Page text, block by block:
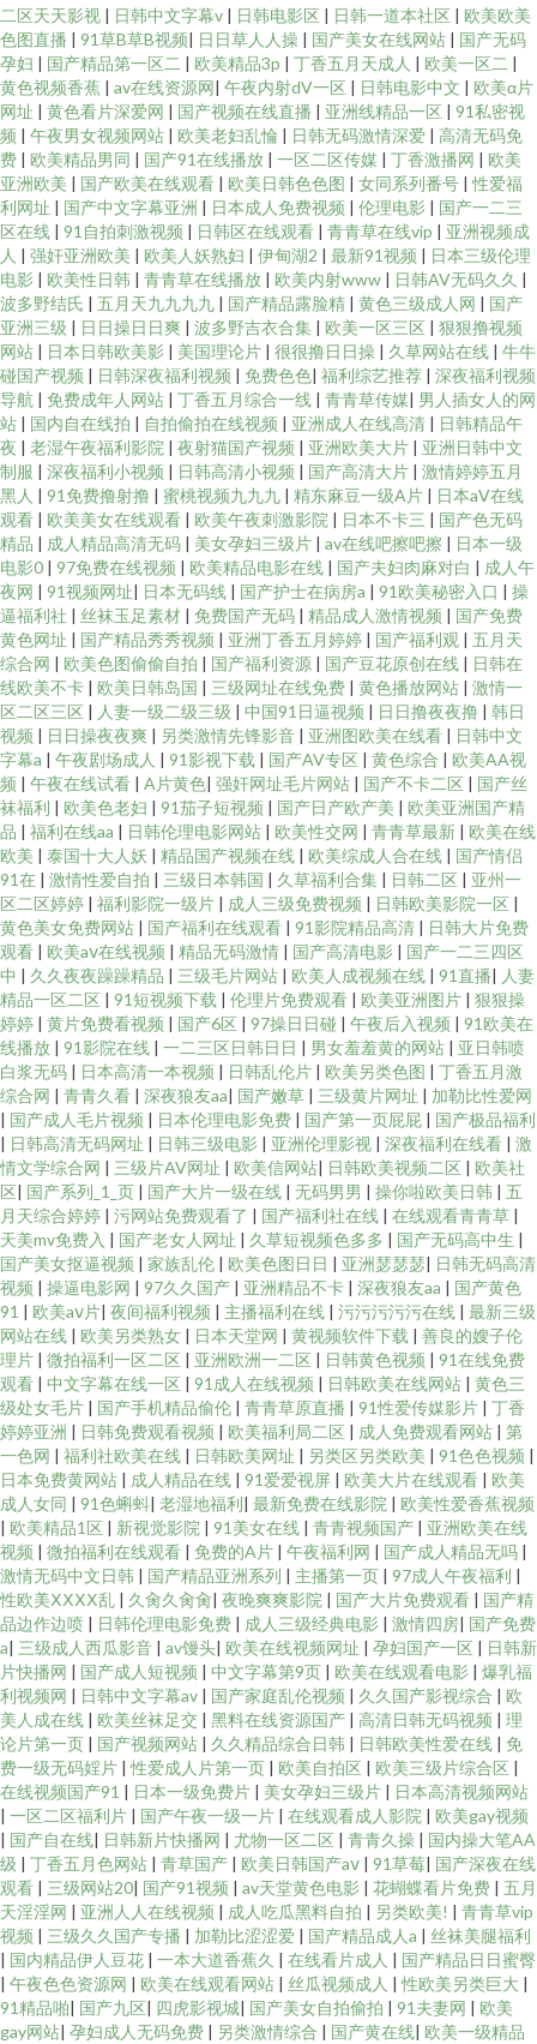
二区天天影视 | 日韩中文字幕v | 日韩电影区 | 日韩一道本社区 | 欧美欧美
色图直播 | 91草B草B视频| 日日草人人操 | 国产美女在线网站 | 国产无码
孕妇 | 国产精品第一区二 | 欧美精品3p | 丁香五月天成人 | 欧美一区二 |
黄色视频香蕉 | av在线资源网| 午夜内射dV一区 | 日韩电影中文 | 欧美α片
网址 | 黄色看片深爱网 | 国产视频在线直播 | 亚洲线精品一区 | 91私密视
频 | 午夜男女视频网站 | 欧美老妇乱惀 | 日韩无码激情深爱 | 高清无码免
费 | 欧美精品男同 | 国产91在线播放 | 一区二区传媒 | 丁香激播网 | 欧美
亚洲欧美 | 国产欧美在线观看 | 欧美日韩色色图 | 女同系列番号 |性爱福
利网址 | 国产中文字幕亚洲 | 日本成人免费视频 | 伦理电影 | 国产一二三
区在线 | 91自拍刺激视频 | 日韩区在线观看 | 青青草在线vip | 亚洲视频成
人 | 强奸亚洲欧美 | 欧美人妖熟妇 | 伊甸湖2 | 最新91视频 | 日本三级伦理
电影 | 欧美性日韩 | 青青草在线播放 | 欧美内射www | 日韩AV无码久久 |
波多野结氏 | 五月天九九九九 | 国产精品露脸精 | 黄色三级成人网 | 国产
亚洲三级 | 日日操日日爽 | 波多野吉衣合集 | 欧美一区三区 | 狠狠撸视频
网站 | 日本日韩欧美影 | 美国理论片 | 很很撸日日操 | 久草网站在线 | 牛牛
碰国产视频 | 日韩深夜福利视频 | 免费色色| 福利综艺推荐 | 深夜福利视频
导航 | 免费成年人网站 | 丁香五月综合一线 | 青青草传媒| 男人插女人的网
站 | 国内自在线拍 | 自拍偷拍在线视频 | 亚洲成人在线高清 | 日韩精品午
夜 | 老湿午夜福利影院 | 夜射猫国产视频 | 亚洲欧美大片 | 亚洲日韩中文
制服 | 深夜福利小视频 | 日韩高清小视频 | 国产高清大片 | 激情婷婷五月
黑人 | 91免费撸射撸 | 蜜桃视频九九九 | 精东麻豆一级A片 | 日本aⅤ在线
观看 | 欧美美女在线观看 | 欧美午夜刺激影院 | 日本不卡三 | 国产色无码
精品 | 成人精品高清无码 | 美女孕妇三级片 | av在线吧擦吧擦 | 日本一级
电影0 | 97免费在线视频 | 欧美精品电影在线 | 国产夫妇肉麻对白 | 成人午
夜网 | 91视频网址| 日本无码线 | 国产护士在病房a | 91欧美秘密入口 | 操
逼福利社 | 丝袜玉足素材 | 免费国产无码 | 精品成人激情视频 | 国产免费
黄色网址 | 国产精品秀秀视频 | 亚洲丁香五月婷婷 | 国产福利观 | 五月天
综合网 | 欧美色图偷偷自拍 | 国产福利资源 | 国产豆花原创在线 | 日韩在
线欧美不卡 | 欧美日韩岛国 | 三级网址在线免费 | 黄色播放网站 | 激情一
区二区三区 | 人妻一级二级三级 | 中国91日逼视频 | 日日撸夜夜撸 | 韩日
视频 | 日日操夜夜爽 | 另类激情先锋影音 | 亚洲图欧美在线看 | 日韩中文
字幕a | 午夜剧场成人 | 91影视下载 | 国产AV专区 | 黄色综合 | 欧美AA视
频 | 午夜在线试看 | A片黄色| 强奸网址毛片网站 | 国产不卡二区 | 国产丝
袜福利 | 欧美色老妇 | 91茄子短视频 | 国产日产欧产美 | 欧美亚洲国产精
品 | 福利在线aa | 日韩伦理电影网站 | 欧美性交网 | 青青草最新 | 欧美在线
欧美 | 泰国十大人妖 | 精品国产视频在线 | 欧美综成人合在线 | 国产情侣
91在 | 激情性爱自拍 | 三级日本韩国 | 久草福利合集 | 日韩二区 | 亚州一
区二区婷婷 | 福利影院一级片 | 成人三级免费视频 | 日韩欧美影院一区 |
黄色美女免费网站 | 国产福利在线观看 | 91影院精品高清 | 日韩大片免费
观看 | 欧美aⅴ在线视频 | 精品无码激情 | 国产高清电影 | 国产一二三四区
中 | 久久夜夜躁躁精品 | 三级毛片网站 | 欧美人成视频在线 | 91直播| 人妻
精品一区二区 | 91短视频下载 | 伦理片免费观看 | 欧美亚洲图片 | 狠狠操
婷婷 | 黄片免费看视频 | 国产6区 | 97操日日碰 | 午夜后入视频 | 91欧美在
线播放 | 91影院在线 | 一二三区日韩日日 | 男女羞羞黄的网站 | 亚日韩喷
白浆无码 | 日本高清一本视频 | 日韩乱伦片 | 欧美另类色图 | 丁香五月激
综合网 | 青青久看 | 深夜狼友aa| 国产嫩草 | 三级黄片网址 | 加勒比性爱网
| 国产成人毛片视频 | 日本伦理电影免费 | 国产第一页屁屁 | 国产极品福利
| 日韩高清无码网址 | 日韩三级电影 | 亚洲伦理影视 | 深夜福利在线看 | 激
情文学综合网 | 三级片AV网址 | 欧美信网站| 日韩欧美视频二区 | 欧美社
区| 国产系列_1_页 | 国产大片一级在线 | 无码男男 | 操你啦欧美日韩 | 五
月天综合婷婷 | 污网站免费观看了 | 国产福利社在线 | 在线观看青青草 |
天美mv免费入 | 国产老女人网址 | 久草短视频色多多 | 国产无码高中生 |
国产美女抠逼视频 | 家族乱伦 | 欧美色图日日 | 亚洲瑟瑟瑟| 日韩无码高清
视频 | 操逼电影网 | 97久久国产 | 亚洲精品不卡 | 深夜狼友aa | 国产黄色
91 | 欧美aⅴ片| 夜间福利视频 | 主播福利在线 | 污污污污污在线 | 最新三级
网站在线 | 欧美另类熟女 | 日本天堂网 | 黄视频软件下载 | 善良的嫂子伦
理片 | 微拍福利一区二区 | 亚洲欧洲一二区 | 日韩黄色视频 | 91在线免费
观看 | 中文字幕在线一区 | 91成人在线视频 | 日韩欧美在线网站 | 黄色三
级处女毛片 | 国产手机精品偷伦 | 青青草原直播 | 91性爱传媒影片 | 丁香
婷婷亚洲 | 日韩免费观看视频 | 欧美福利局二区 | 成人免费观看网站 | 第
一色网 | 福利社欧美在线 | 日韩欧美网址 | 另类区另类欧美 | 91色色视频 |
日本免费黄网站 | 成人精品在线 | 91爱爱视屏 | 欧美大片在线观看 | 欧美
成人女同 | 91色蝌蚪| 老湿地福利| 最新免费在线影院 | 欧美性爱香蕉视频
| 欧美精品1区 | 新视觉影院 | 91美女在线 | 青青视频国产 | 亚洲欧美在线
视频 | 微拍福利在线观看 | 免费的A片 | 午夜福利网 | 国产成人精品无吗 |
激情无码中文日韩 | 国产精品亚洲系列 | 主播第一页 | 97成人午夜福利 |
性欧美ⅩⅩⅩⅩ乱 | 久肏久肏肏| 夜晚爽爽影院 | 国产大片免费观看 | 国产精
品边作边喷 | 日韩伦理电影免费 | 成人三级经典电影 | 激情四房| 国产免费
a| 三级成人西瓜影音 | av馒头| 欧美在线视频网址 | 孕妇国产一区 | 日韩新
片快播网 | 国产成人短视频 | 中文字幕第9页 | 欧美在线观看电影 | 爆乳福
利视频网 | 日韩中文字幕av | 国产家庭乱伦视频 | 久久国产影视综合 | 欧
美人成在线 | 欧美丝袜足交 | 黑料在线资源国产 | 高清日韩无码视频 | 理
论片第一页 | 国产视频网站 | 久久精品综合日韩 | 日韩欧美性爱在线 | 免
费一级无码婬片 |性爱成人片第一页 | 欧美自拍区 | 欧美三级片综合区 |
在线视频国产91 | 日本一级免费片 | 美女孕妇三级片 | 日本高清视频网站
| 一区二区福利片 | 国产午夜一级一片 | 在线观看成人影院 | 欧美gay视频
| 国产自在线| 日韩新片快播网 | 尤物一区二区 | 青青久操 | 国内操大笔AA
级 | 丁香五月色网站 | 青草国产 | 欧美日韩国产aⅴ | 91草莓| 国产深夜在线
观看 | 三级网站20| 国产91视频 | av天堂黄色电影 | 花蝴蝶看片免费 | 五月
天淫淫网 | 亚洲人人在线视频 | 成人吃瓜黑料自拍 | 另类欧美! | 青青草vip
视频 | 三级久久国产专播 | 加勒比涩涩爱 | 国产精品成人a | 丝袜美腿福利
| 国内精品伊人豆花 | 一本大道香蕉久 | 在线看片成人 | 国产精品日日蜜臀
| 午夜色色资源网 | 欧美在线观看网站 | 丝瓜视频成人 |性欧美另类巨大 |
91精品啪| 国产九区| 四虎影视城| 国产美女自拍偷拍 | 91夫妻网 | 欧美
gay网站| 孕妇成人无码免费 | 另类激情综合 | 国产黄在线| 欧美一级精品